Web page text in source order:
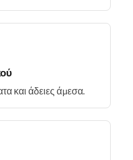
και άδειες άμεσα.